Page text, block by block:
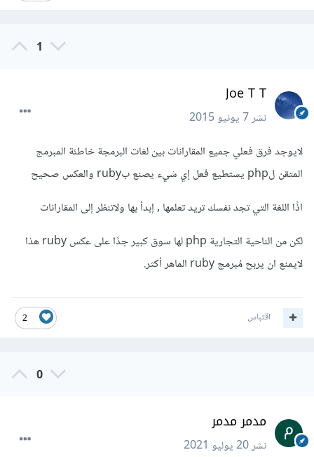
1
Joe T T
نشر7 يونيو 2015
لايوجد فرق فعلي جميع المقارانات بين لغات البرمجة خاطئة المبرمج
المتقن لphp يستطيع فعل إي شيء يصنع بruby والعكس صحيح
اذًا اللغة التي تجد نفسك تريد تعلمها , إبدأ بها ولاتنظر إلى المقارانات
لكن من الناحية التجارية php لها سوق كبير جدًا على عكس ruby هذا
لايمنع ان يربح مُبرمج ruby الماهر أكثر.
2 اقتباس
0
مدمر مدمر
نشر20 يوليو 2021